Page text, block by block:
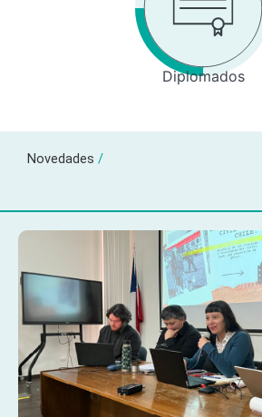
Diplomados
Novedades /